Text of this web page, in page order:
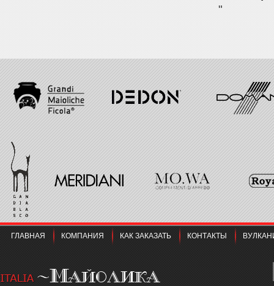
"
ГЛАВНАЯ КОМПАНИЯ КАК ЗАКАЗАТЬ КОНТАКТЫ